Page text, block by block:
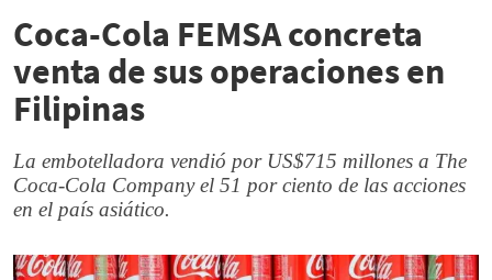
Coca-Cola FEMSA concreta
venta de sus operaciones en
Filipinas
La embotelladora vendió por US$715 millones a The
Coca-Cola Company el 51 por ciento de las acciones
en el país asiático.